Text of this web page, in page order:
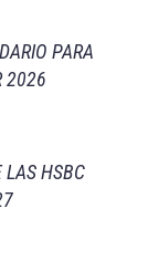
PARA
2026
LAS HSBC